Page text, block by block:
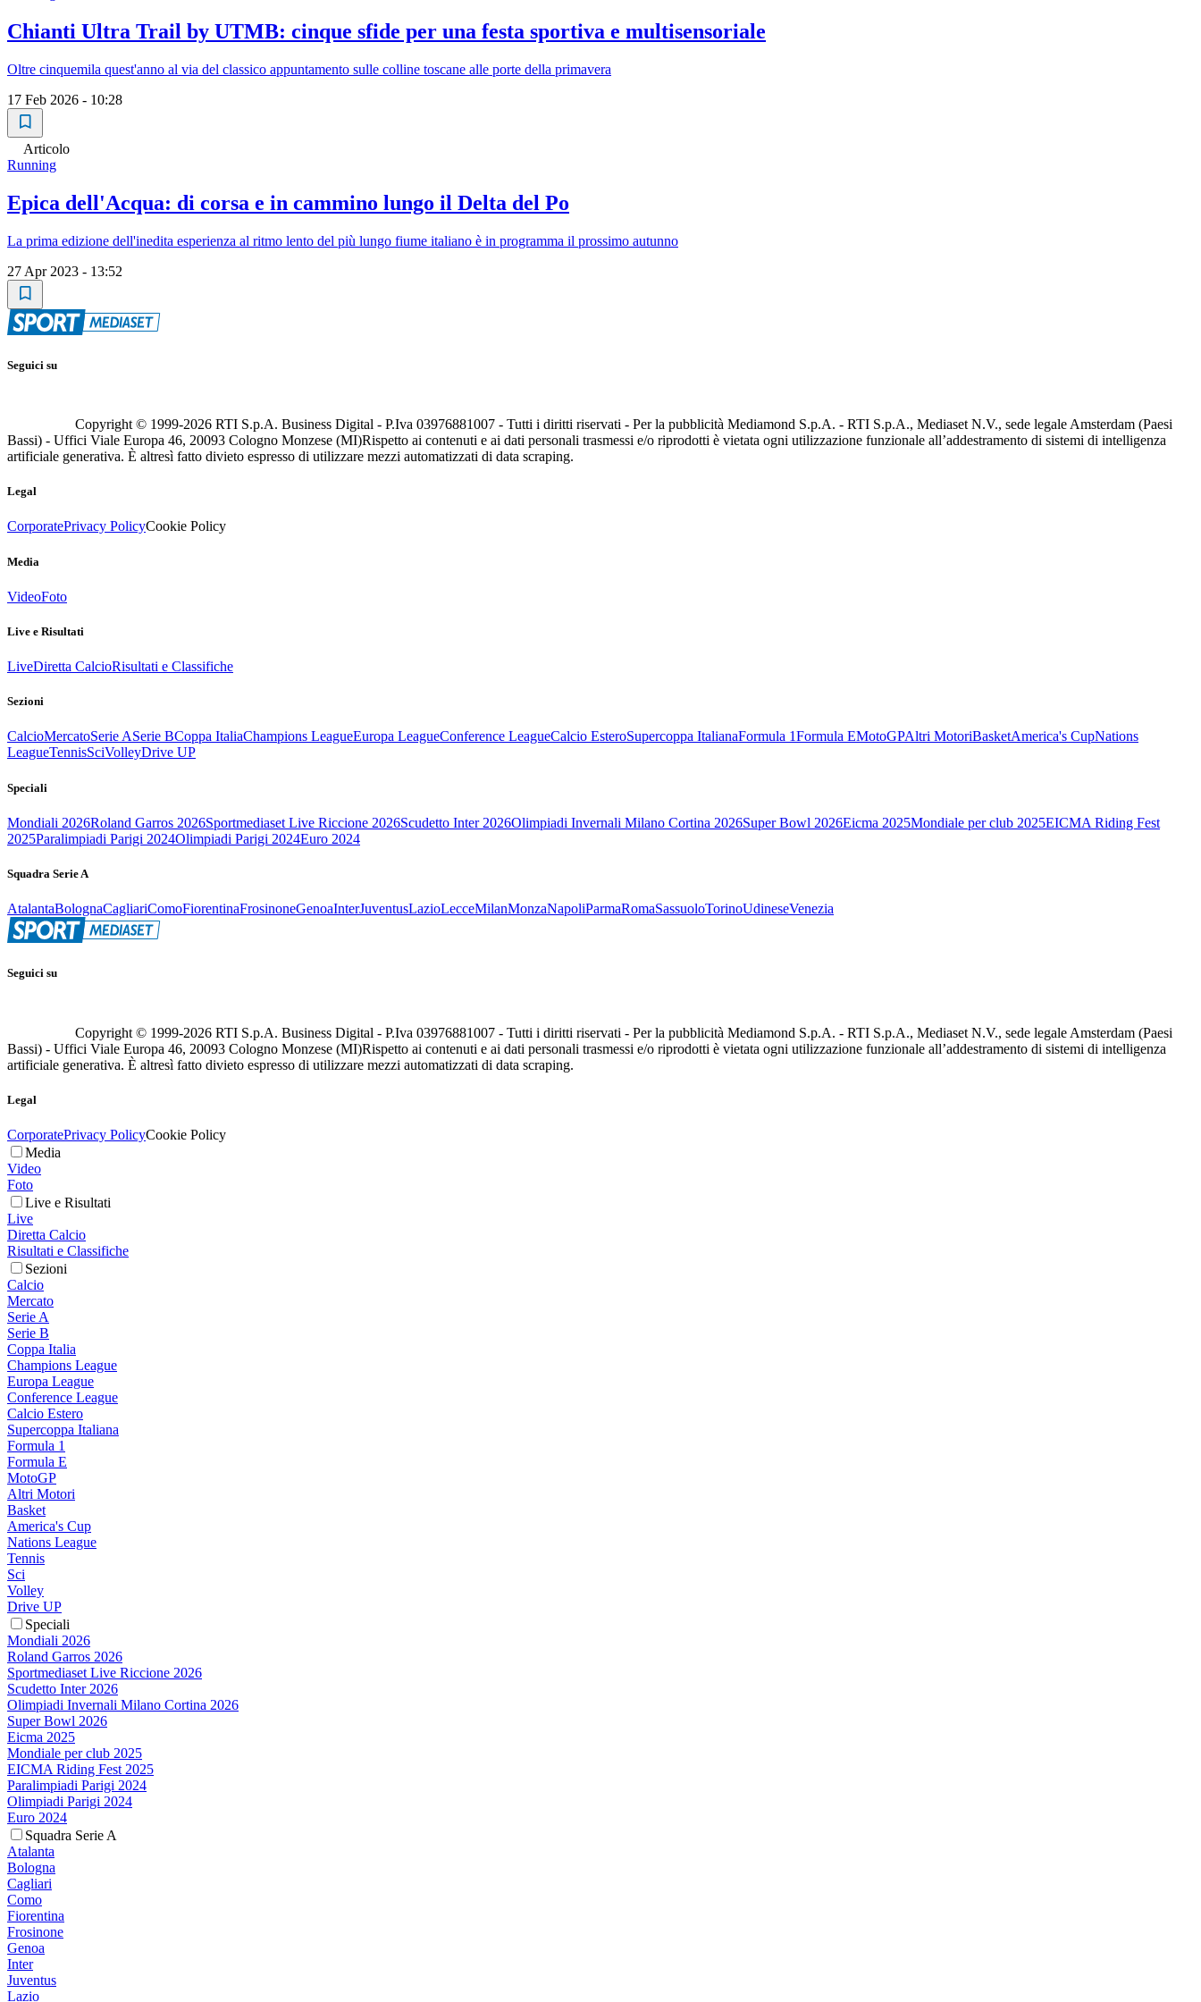
Chianti Ultra Trail by UTMB: cinque sfide per una festa sportiva e multisensoriale
Oltre cinquemila quest'anno al via del classico appuntamento sulle colline toscane alle porte della primavera
17 Feb 2026 - 10:28
Articolo
Running
Epica dell'Acqua: di corsa e in cammino lungo il Delta del Po
La prima edizione dell'inedita esperienza al ritmo lento del più lungo fiume italiano è in programma il prossimo autunno
27 Apr 2023 - 13:52
Seguici su
Copyright © 1999-2026 RTI S.p.A. Business Digital - P.Iva 03976881007 - Tutti i diritti riservati - Per la pubblicità Mediamond S.p.A. - RTI S.p.A., Mediaset N.V., sede legale Amsterdam (Paesi
Bassi) - Uffici Viale Europa 46, 20093 Cologno Monzese (MI)Rispetto ai contenuti e ai dati personali trasmessi e/o riprodotti è vietata ogni utilizzazione funzionale all’addestramento di sistemi di intelligenza
artificiale generativa. È altresì fatto divieto espresso di utilizzare mezzi automatizzati di data scraping.
Legal
CorporatePrivacy PolicyCookie Policy
Media
VideoFoto
Live e Risultati
LiveDiretta CalcioRisultati e Classifiche
Sezioni
CalcioMercatoSerie ASerie BCoppa ItaliaChampions LeagueEuropa LeagueConference LeagueCalcio EsteroSupercoppa ItalianaFormula 1Formula EMotoGPAltri MotoriBasketAmerica's CupNations
LeagueTennisSciVolleyDrive UP
Speciali
Mondiali 2026Roland Garros 2026Sportmediaset Live Riccione 2026Scudetto Inter 2026Olimpiadi Invernali Milano Cortina 2026Super Bowl 2026Eicma 2025Mondiale per club 2025EICMA Riding Fest
2025Paralimpiadi Parigi 2024Olimpiadi Parigi 2024Euro 2024
Squadra Serie A
AtalantaBolognaCagliariComoFiorentinaFrosinoneGenoaInterJuventusLazioLecceMilanMonzaNapoliParmaRomaSassuoloTorinoUdineseVenezia
Seguici su
Copyright © 1999-2026 RTI S.p.A. Business Digital - P.Iva 03976881007 - Tutti i diritti riservati - Per la pubblicità Mediamond S.p.A. - RTI S.p.A., Mediaset N.V., sede legale Amsterdam (Paesi
Bassi) - Uffici Viale Europa 46, 20093 Cologno Monzese (MI)Rispetto ai contenuti e ai dati personali trasmessi e/o riprodotti è vietata ogni utilizzazione funzionale all’addestramento di sistemi di intelligenza
artificiale generativa. È altresì fatto divieto espresso di utilizzare mezzi automatizzati di data scraping.
Legal
CorporatePrivacy PolicyCookie Policy
Media
Video
Foto
Live e Risultati
Live
Diretta Calcio
Risultati e Classifiche
Sezioni
Calcio
Mercato
Serie A
Serie B
Coppa Italia
Champions League
Europa League
Conference League
Calcio Estero
Supercoppa Italiana
Formula 1
Formula E
MotoGP
Altri Motori
Basket
America's Cup
Nations League
Tennis
Sci
Volley
Drive UP
Speciali
Mondiali 2026
Roland Garros 2026
Sportmediaset Live Riccione 2026
Scudetto Inter 2026
Olimpiadi Invernali Milano Cortina 2026
Super Bowl 2026
Eicma 2025
Mondiale per club 2025
EICMA Riding Fest 2025
Paralimpiadi Parigi 2024
Olimpiadi Parigi 2024
Euro 2024
Squadra Serie A
Atalanta
Bologna
Cagliari
Como
Fiorentina
Frosinone
Genoa
Inter
Juventus
Lazio